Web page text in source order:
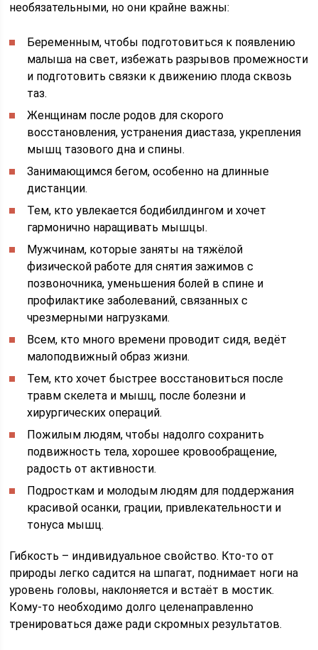
необязательными, но они крайне важны:
Беременным, чтобы подготовиться к появлению
малыша на свет, избежать разрывов промежности
и подготовить связки к движению плода сквозь
таз.
Женщинам после родов для скорого
восстановления, устранения диастаза, укрепления
мышц тазового дна и спины.
Занимающимся бегом, особенно на длинные
дистанции.
Тем, кто увлекается бодибилдингом и хочет
гармонично наращивать мышцы.
Мужчинам, которые заняты на тяжёлой
физической работе для снятия зажимов с
позвоночника, уменьшения болей в спине и
профилактике заболеваний, связанных с
чрезмерными нагрузками.
Всем, кто много времени проводит сидя, ведёт
малоподвижный образ жизни.
Тем, кто хочет быстрее восстановиться после
травм скелета и мышц, после болезни и
хирургических операций.
Пожилым людям, чтобы надолго сохранить
подвижность тела, хорошее кровообращение,
радость от активности.
Подросткам и молодым людям для поддержания
красивой осанки, грации, привлекательности и
тонуса мышц.
Гибкость – индивидуальное свойство. Кто-то от
природы легко садится на шпагат, поднимает ноги на
уровень головы, наклоняется и встаёт в мостик.
Кому-то необходимо долго целенаправленно
тренироваться даже ради скромных результатов.